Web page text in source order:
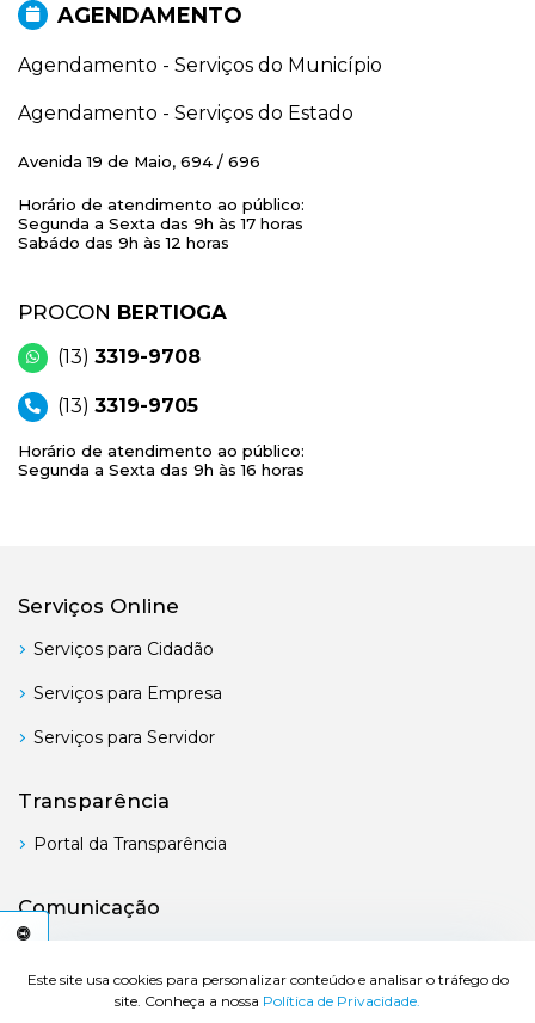
Este site usa cookies para personalizar conteúdo e analisar o tráfego do
site. Conheça a nossa Política de Privacidade.
AGENDAMENTO
Agendamento - Serviços do Município
Agendamento - Serviços do Estado
Avenida 19 de Maio, 694 / 696
Horário de atendimento ao público:
Segunda a Sexta das 9h às 17 horas
Sabádo das 9h às 12 horas
PROCON BERTIOGA
(13) 3319-9708
(13) 3319-9705
Horário de atendimento ao público:
Segunda a Sexta das 9h às 16 horas
Serviços Online
Serviços para Cidadão
Serviços para Empresa
Serviços para Servidor
Transparência
Portal da Transparência
Comunicação